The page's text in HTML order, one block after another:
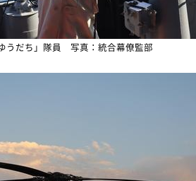
うだち」隊員 写真：統合幕僚監部